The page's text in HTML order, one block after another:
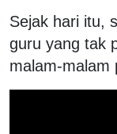
Sejak hari itu,
guru yang tak
malam-malam